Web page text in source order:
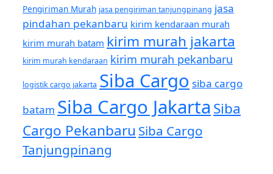
Pengiriman Murah jasa pengiriman tanjungpinang jasa
pindahan pekanbaru kirim kendaraan murah
kirim murah batam kirim murah jakarta
kirim murah kendaraan kirim murah pekanbaru
logistik cargo jakarta Siba Cargo siba cargo
batam Siba Cargo Jakarta Siba
Cargo Pekanbaru Siba Cargo
Tanjungpinang